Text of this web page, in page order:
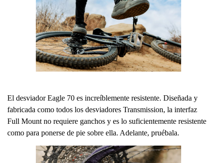
El desviador Eagle 70 es increíblemente resistente. Diseñada y
fabricada como todos los desviadores Transmission, la interfaz
Full Mount no requiere ganchos y es lo suficientemente resistente
como para ponerse de pie sobre ella. Adelante, pruébala.